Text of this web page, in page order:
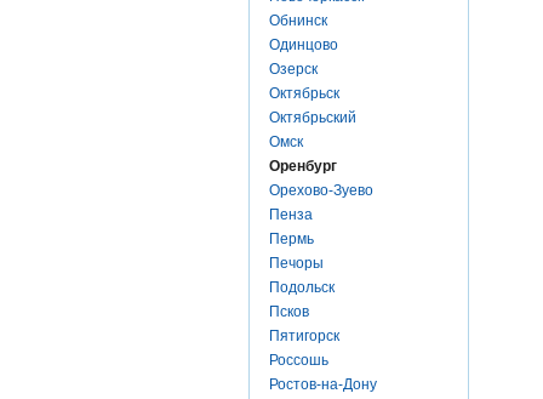
Обнинск
Одинцово
Озерск
Октябрьск
Октябрьский
Омск
Оренбург
Орехово-Зуево
Пенза
Пермь
Печоры
Подольск
Псков
Пятигорск
Россошь
Ростов-на-Дону